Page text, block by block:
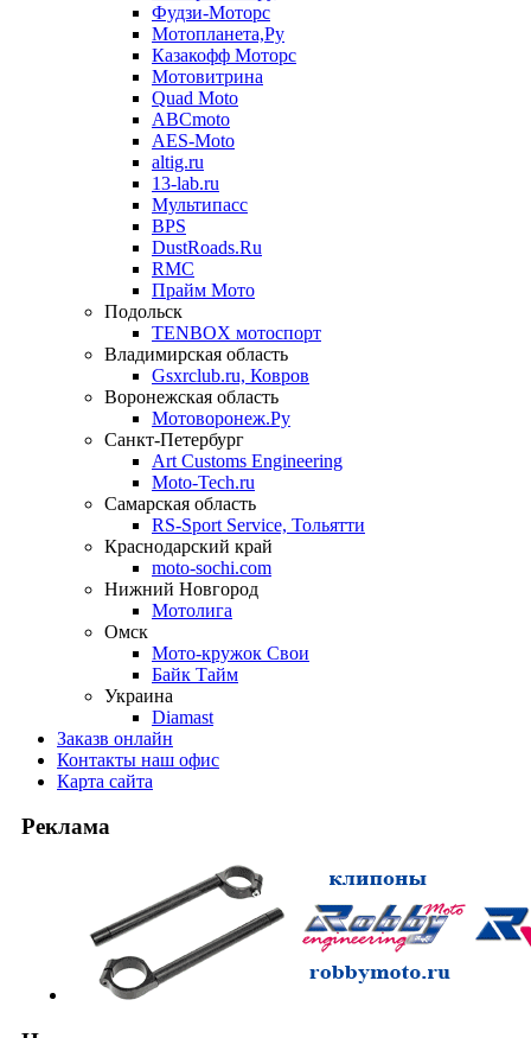
Фудзи-Моторс
Мотопланета,Ру
Казакофф Моторс
Мотовитрина
Quad Moto
ABCmoto
AES-Moto
altig.ru
13-lab.ru
Мультипасс
BPS
DustRoads.Ru
RMC
Прайм Мото
Подольск
TENBOX мотоспорт
Владимирская область
Gsxrclub.ru, Ковров
Воронежская область
Мотоворонеж.Ру
Санкт-Петербург
Art Customs Engineering
Moto-Tech.ru
Самарская область
RS-Sport Service, Тольятти
Краснодарский край
moto-sochi.com
Нижний Новгород
Мотолига
Омск
Мото-кружок Свои
Байк Тайм
Украина
Diamast
Заказв онлайн
Контакты наш офис
Карта сайта
Реклама